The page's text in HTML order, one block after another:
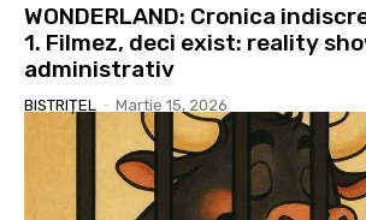
WONDERLAND: Cronica
1. Filmez, deci exist: reality
administrativ
BISTRIȚEL - Martie 15, 2026